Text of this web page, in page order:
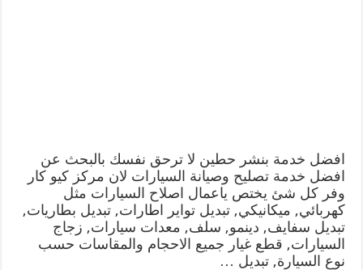
افضل خدمة بنشر حطين لا ترحق نفسك بالبحث عن
افضل خدمة تصليح وصيانة السيارات لان مركز كيو كار
وفر كل شئ يختص ياعمال اصلاح السيارات مثل
كهربائي, ميكانيكي, تبديل تواير اطارات, تبديل بطاريات,
تبديل سفايف, دينمو, سلف, معدات سيارات, زجاج
السيارات, قطع غيار جميع الاحجام والمقاسات حسب
نوع السيارة, تبديل …